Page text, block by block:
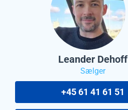
Leander Dehoff
Sælger
+45 61 41 61 51